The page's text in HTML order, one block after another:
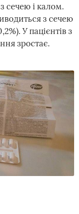
сечею і калом.
з сечею
У пацієнтів з
зростає.